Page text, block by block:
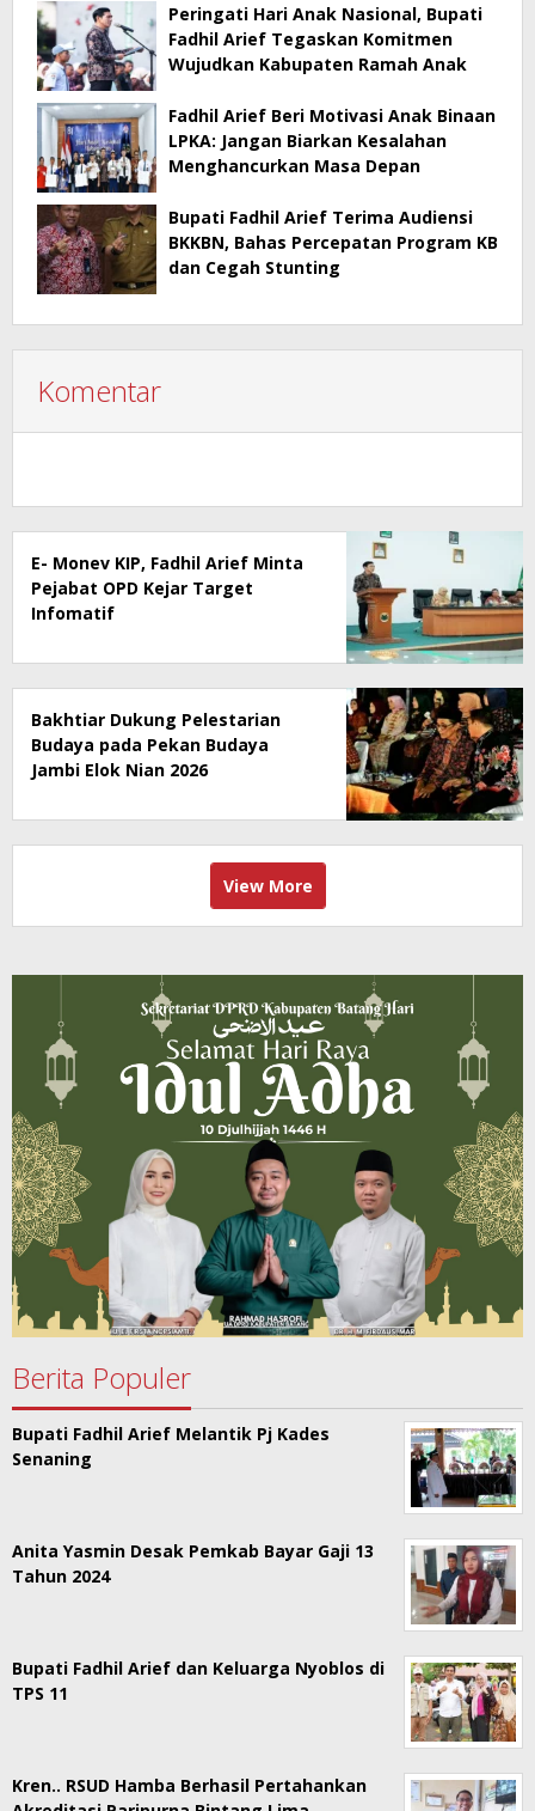
Peringati Hari Anak Nasional, Bupati
Fadhil Arief Tegaskan Komitmen
Wujudkan Kabupaten Ramah Anak
Fadhil Arief Beri Motivasi Anak Binaan
LPKA: Jangan Biarkan Kesalahan
Menghancurkan Masa Depan
Bupati Fadhil Arief Terima Audiensi
BKKBN, Bahas Percepatan Program KB
dan Cegah Stunting
Komentar
E- Monev KIP, Fadhil Arief Minta
Pejabat OPD Kejar Target
Infomatif
Bakhtiar Dukung Pelestarian
Budaya pada Pekan Budaya
Jambi Elok Nian 2026
View More
Berita Populer
Bupati Fadhil Arief Melantik Pj Kades
Senaning
Anita Yasmin Desak Pemkab Bayar Gaji 13
Tahun 2024
Bupati Fadhil Arief dan Keluarga Nyoblos di
TPS 11
Kren.. RSUD Hamba Berhasil Pertahankan